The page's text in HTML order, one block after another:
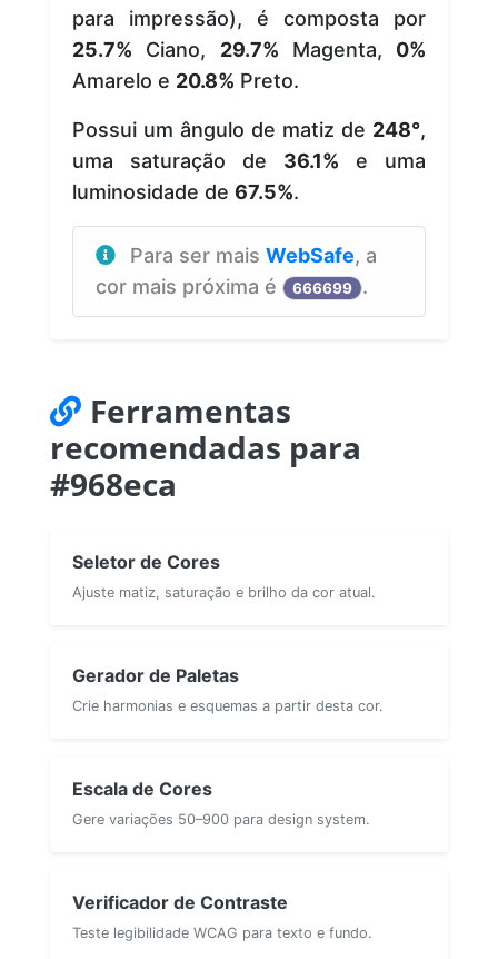
para impressão), é composta por
25.7% Ciano, 29.7% Magenta, 0%
Amarelo e 20.8% Preto.
Possui um ângulo de matiz de 248°,
uma saturação de 36.1% e uma
luminosidade de 67.5%.
Para ser mais WebSafe, a
cor mais próxima é
666699 .
Ferramentas
recomendadas para
#968eca
Seletor de Cores
Ajuste matiz, saturação e brilho da cor atual.
Gerador de Paletas
Crie harmonias e esquemas a partir desta cor.
Escala de Cores
Gere variações 50–900 para design system.
Verificador de Contraste
Teste legibilidade WCAG para texto e fundo.